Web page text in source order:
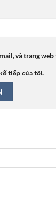
và trang
tiếp của tôi.